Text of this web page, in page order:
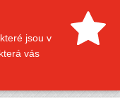
jsou v
vás